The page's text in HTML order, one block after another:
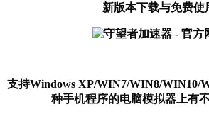
新版本下载与免费使
支持Windows XP/WIN7/WIN8/WIN10/
种手机程序的电脑模拟器上有